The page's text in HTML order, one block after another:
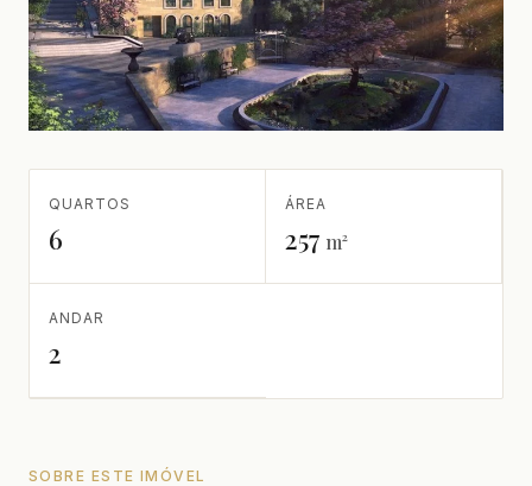
QUARTOS
6
ÁREA
257 m²
ANDAR
2
SOBRE ESTE IMÓVEL